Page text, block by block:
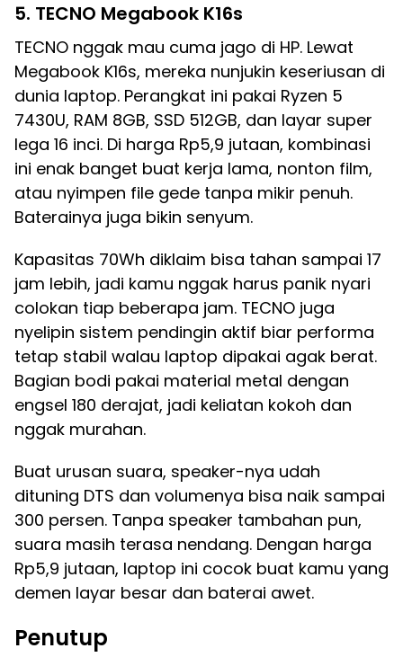
5. TECNO Megabook K16s
TECNO nggak mau cuma jago di HP. Lewat
Megabook K16s, mereka nunjukin keseriusan di
dunia laptop. Perangkat ini pakai Ryzen 5
7430U, RAM 8GB, SSD 512GB, dan layar super
lega 16 inci. Di harga Rp5,9 jutaan, kombinasi
ini enak banget buat kerja lama, nonton film,
atau nyimpen file gede tanpa mikir penuh.
Baterainya juga bikin senyum.
Kapasitas 70Wh diklaim bisa tahan sampai 17
jam lebih, jadi kamu nggak harus panik nyari
colokan tiap beberapa jam. TECNO juga
nyelipin sistem pendingin aktif biar performa
tetap stabil walau laptop dipakai agak berat.
Bagian bodi pakai material metal dengan
engsel 180 derajat, jadi keliatan kokoh dan
nggak murahan.
Buat urusan suara, speaker-nya udah
dituning DTS dan volumenya bisa naik sampai
300 persen. Tanpa speaker tambahan pun,
suara masih terasa nendang. Dengan harga
Rp5,9 jutaan, laptop ini cocok buat kamu yang
demen layar besar dan baterai awet.
Penutup